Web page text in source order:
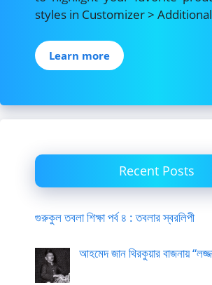
styles in Customizer > Additional
Learn more
Recent Posts
গুরুকুল তবলা শিক্ষা পর্ব ৪ : তবলার স্বরলিপী
আহমেদ জান থিরকুয়ার বাজনায়